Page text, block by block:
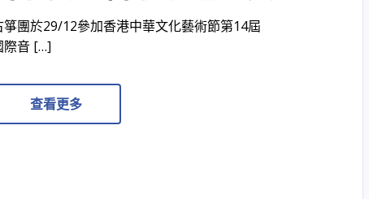
箏團於29/12參加香港中華文化藝術節第14屆
際音 […]
查看更多